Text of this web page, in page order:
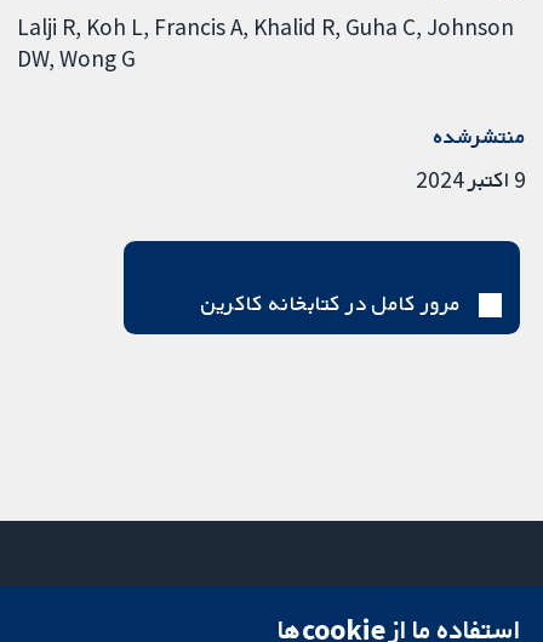
Lalji R Koh L Francis A Khalid R Guha C Johnson
DW Wong G
منتشرشده
9 اکتبر 2024
مرور کامل در کتابخانه کاکرین
میدان کاوندیش
استفاده ما از cookie‌ها